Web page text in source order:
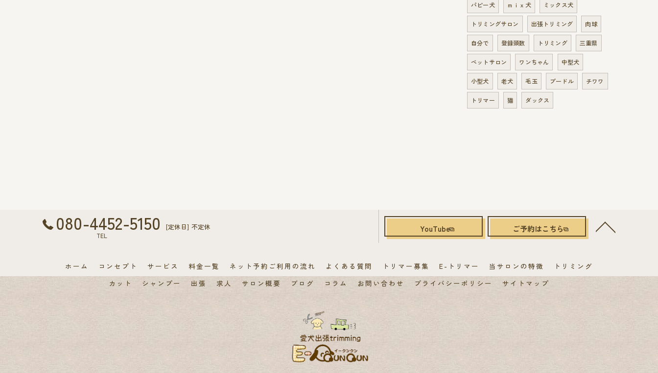
パピー犬 ｍｉｘ犬 ミックス犬
トリミングサロン 出張トリミング 肉球
自分で 登録頭数 トリミング 三重県
ペットサロン ワンちゃん 中型犬
小型犬 老犬 毛玉 プードル チワワ
トリマー 猫 ダックス
080-4452-5150
TEL
[定休日] 不定休 YouTube ご予約はこちら
ホーム コンセプト サービス 料金一覧 ネット予約ご利用の流れ よくある質問 トリマー募集 E-トリマー 当サロンの特徴
トリミング
カット
シャンプー 出張 求人 サロン概要 ブログ コラム お問い合わせ プライバシーポリシー サイトマップ